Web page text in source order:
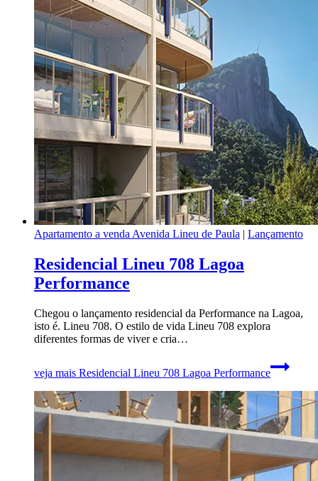
Apartamento a venda Avenida Lineu de Paula | Lançamento
Residencial Lineu 708 Lagoa
Performance
Chegou o lançamento residencial da Performance na Lagoa,
isto é. Lineu 708. O estilo de vida Lineu 708 explora
diferentes formas de viver e cria…
veja mais Residencial Lineu 708 Lagoa Performance